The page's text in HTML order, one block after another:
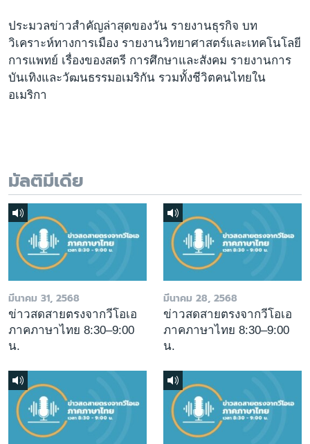
ประมวลข่าวสำคัญล่าสุดของวัน รายงานธุรกิจ บท
วิเคราะห์ทางการเมือง รายงานวิทยาศาสตร์และเทคโนโลยี
การแพทย์ เรื่องของสตรี การศึกษาและสังคม รายงานการ
บันเทิงและวัฒนธรรมอเมริกัน รวมทั้งชีวิตคนไทยใน
อเมริกา
มัลติมีเดีย
มีนาคม 31, 2568
ข่าวสดสายตรงจากวีโอเอ
ภาคภาษาไทย 8:30–9:00
น.
มีนาคม 28, 2568
ข่าวสดสายตรงจากวีโอเอ
ภาคภาษาไทย 8:30–9:00
น.